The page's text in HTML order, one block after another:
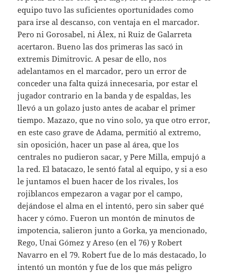
equipo tuvo las suficientes oportunidades como
para irse al descanso, con ventaja en el marcador.
Pero ni Gorosabel, ni Álex, ni Ruiz de Galarreta
acertaron. Bueno las dos primeras las sacó in
extremis Dimitrovic. A pesar de ello, nos
adelantamos en el marcador, pero un error de
conceder una falta quizá innecesaria, por estar el
jugador contrario en la banda y de espaldas, les
llevó a un golazo justo antes de acabar el primer
tiempo. Mazazo, que no vino solo, ya que otro error,
en este caso grave de Adama, permitió al extremo,
sin oposición, hacer un pase al área, que los
centrales no pudieron sacar, y Pere Milla, empujó a
la red. El batacazo, le sentó fatal al equipo, y si a eso
le juntamos el buen hacer de los rivales, los
rojiblancos empezaron a vagar por el campo,
dejándose el alma en el intentó, pero sin saber qué
hacer y cómo. Fueron un montón de minutos de
impotencia, salieron junto a Gorka, ya mencionado,
Rego, Unai Gómez y Areso (en el 76) y Robert
Navarro en el 79. Robert fue de lo más destacado, lo
intentó un montón y fue de los que más peligro